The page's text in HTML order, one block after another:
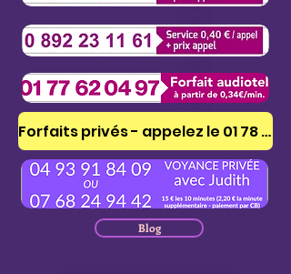
Blog
Forfaits privés - appelez le 01 78 41 53 51